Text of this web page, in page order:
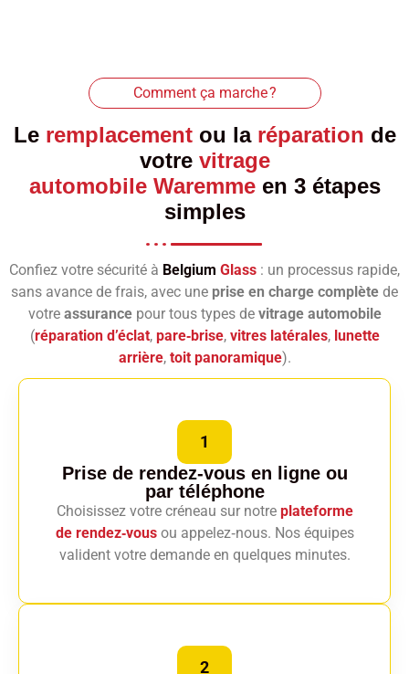
Comment ça marche ?
Le remplacementou la réparation de
votre vitrage
automobile Waremmeen 3 étapes
simples
Confiez votre sécurité à Belgium Glass : un processus rapide,
sans avance de frais, avec une prise en charge complète de
votre assurancepour tous types de vitrage automobile
(réparation d’éclat, pare‑brise, vitres latérales, lunette
arrière, toit panoramique).
1
Prise de rendez-vous en ligne ou
par téléphone
Choisissez votre créneau sur notre plateforme
de rendez‑vousou appelez‑nous. Nos équipes
valident votre demande en quelques minutes.
2